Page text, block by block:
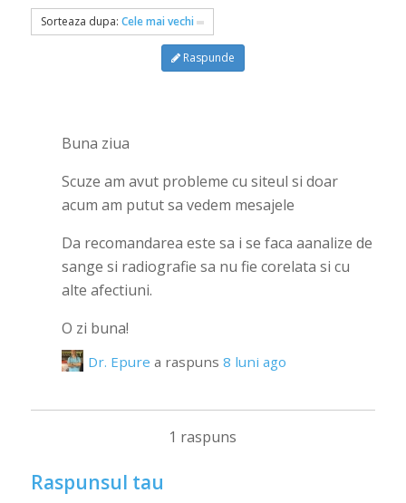
Sorteaza dupa: Cele mai vechi
Raspunde
Buna ziua
Scuze am avut probleme cu siteul si doar
acum am putut sa vedem mesajele
Da recomandarea este sa i se faca aanalize de
sange si radiografie sa nu fie corelata si cu
alte afectiuni.
O zi buna!
Dr. Epure a raspuns 8 luni ago
1 raspuns
Raspunsul tau